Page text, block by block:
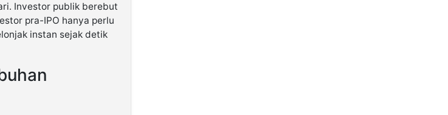
Investor publik berebut
pra-IPO hanya perlu
instan sejak detik